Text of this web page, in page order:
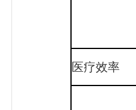
医疗效率